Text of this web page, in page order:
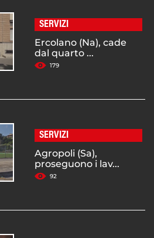
SERVIZI
Ercolano (Na), cade
dal quarto ...
179
SERVIZI
Agropoli (Sa),
proseguono i lav...
92